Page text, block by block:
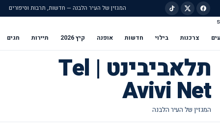
המגזין של העיר הלבנה — חדשות, תרבות וסיפורים
s
צרכנות בילוי חדשות אופנה קיץ 2026 תיירות חגים
תלאביבינט | Tel
Avivi Net